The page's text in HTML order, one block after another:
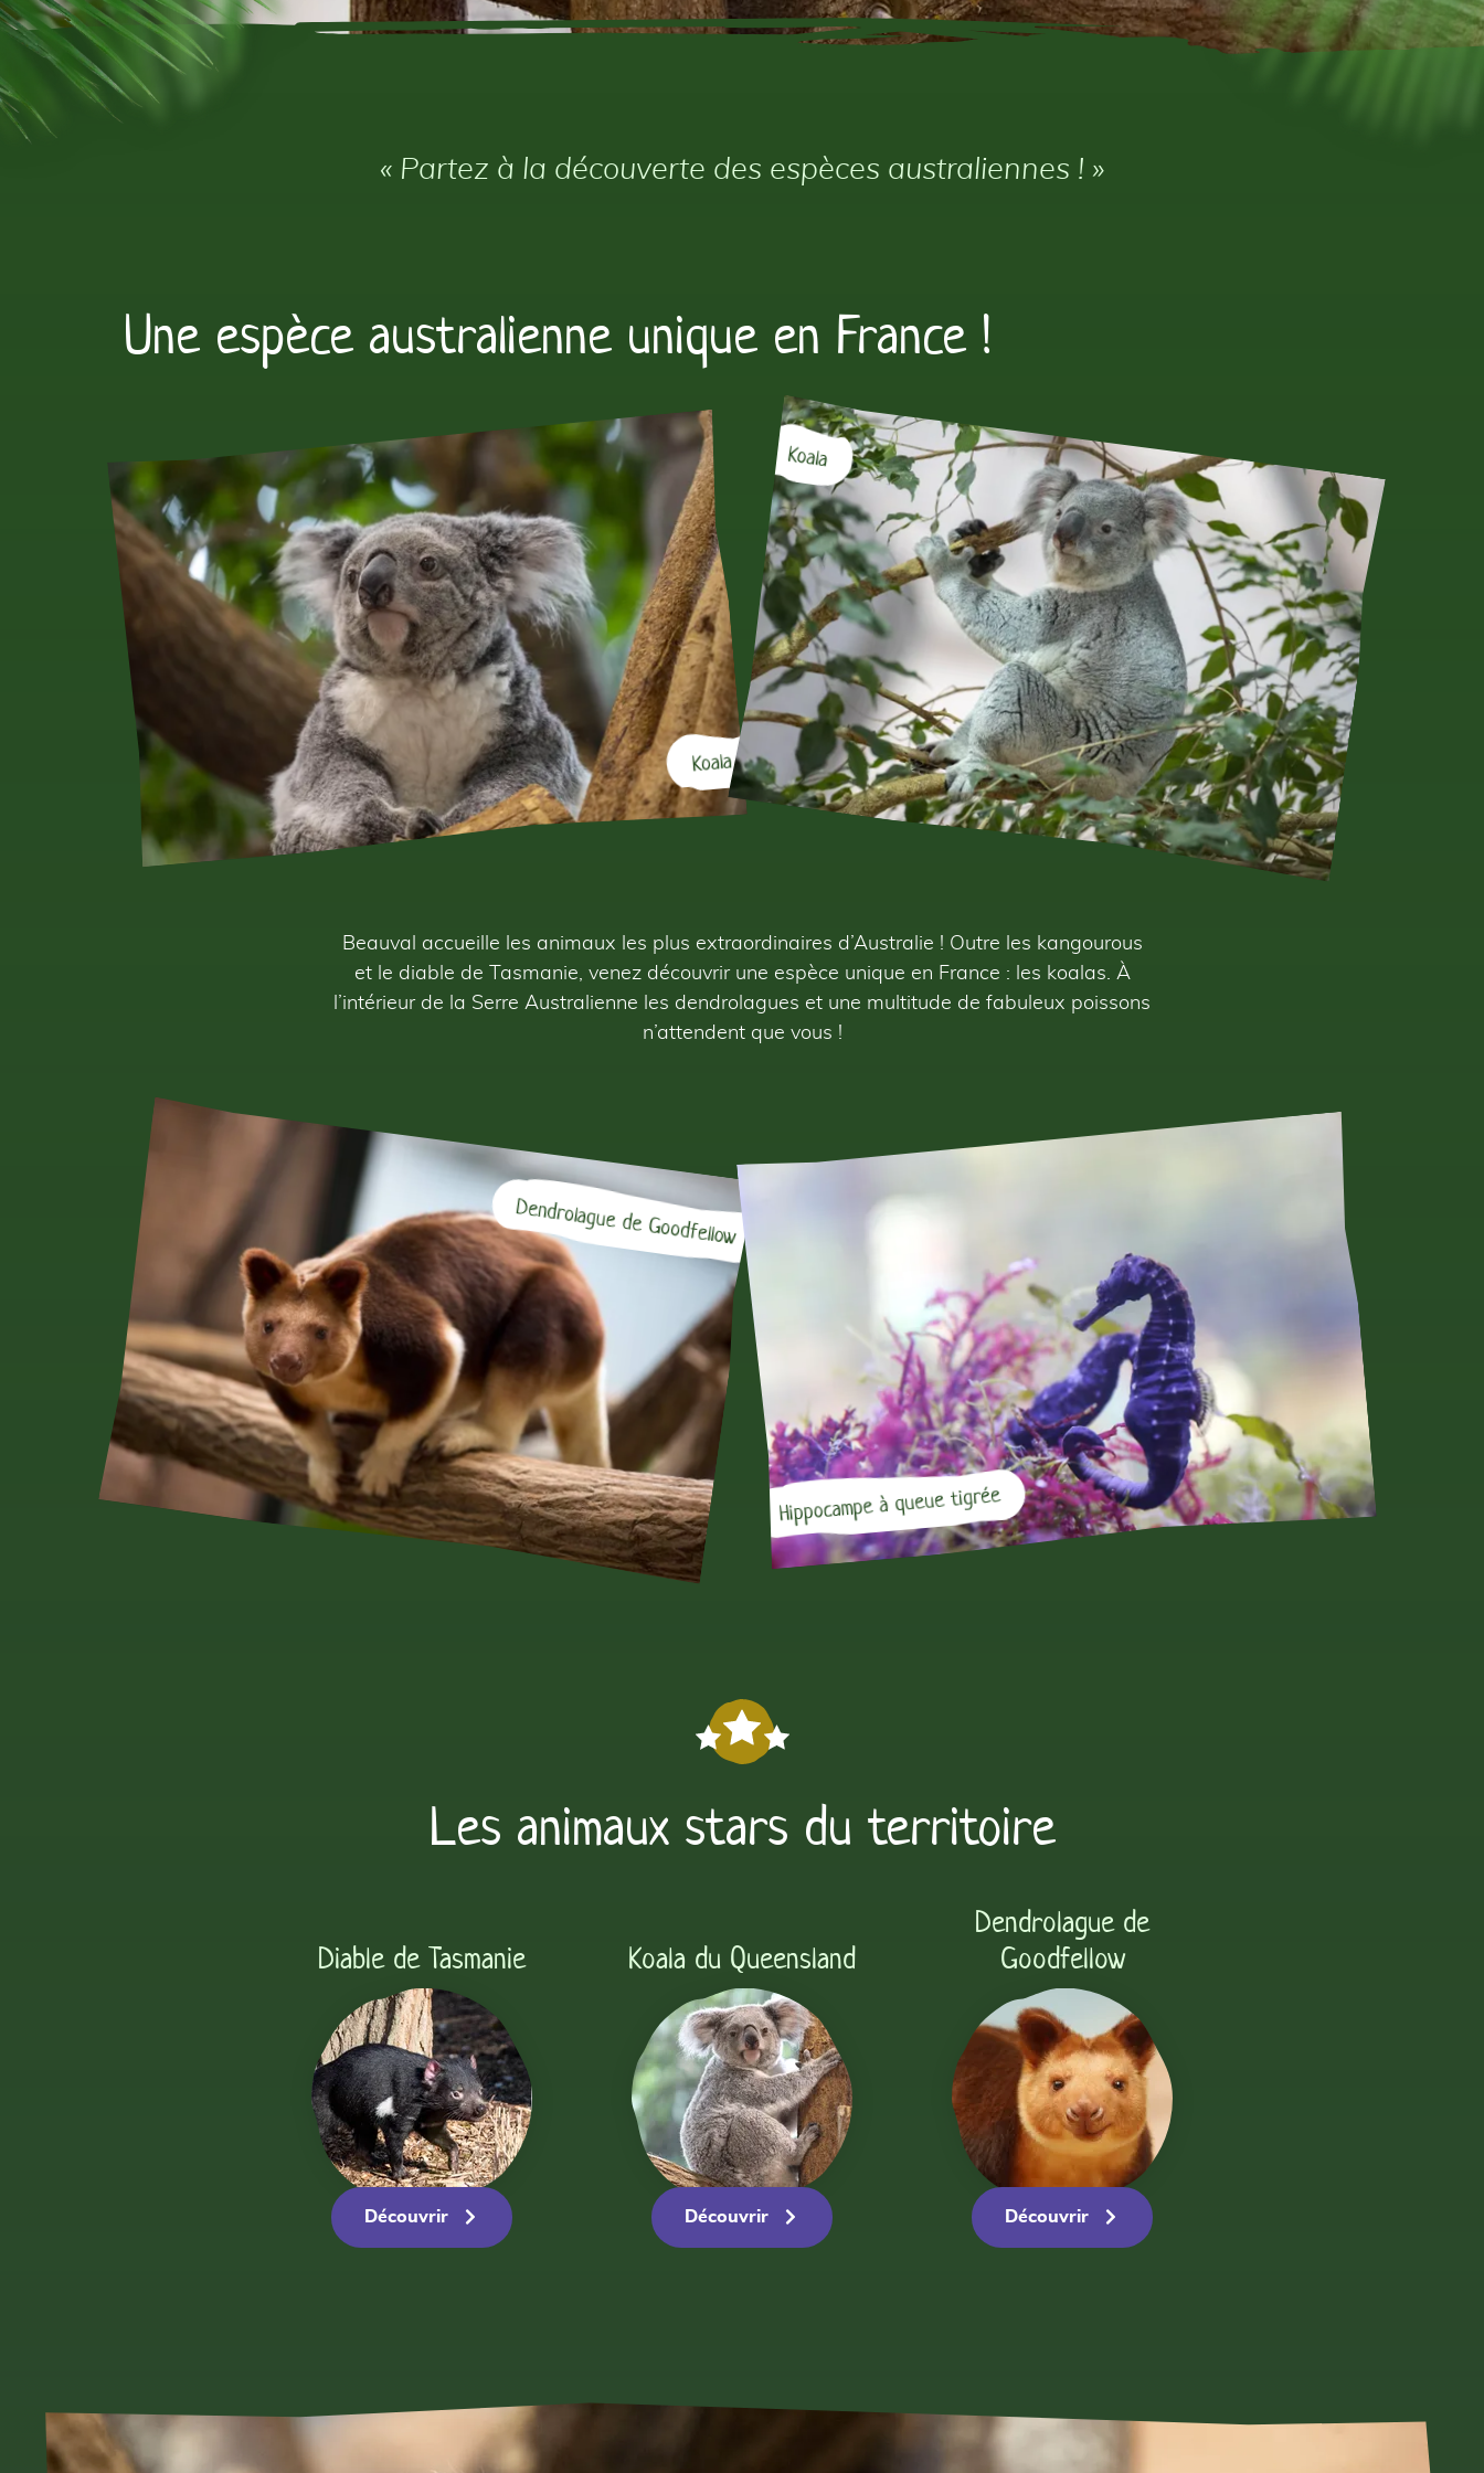
« Partez à la découverte des espèces australiennes ! »
Une espèce australienne unique en France !
Koala
Koala
Beauval accueille les animaux les plus extraordinaires d’Australie ! Outre les kangourous
et le diable de Tasmanie, venez découvrir une espèce unique en France : les koalas. À
l’intérieur de la Serre Australienne les dendrolagues et une multitude de fabuleux poissons
n’attendent que vous !
Dendrolague de Goodfellow
Hippocampe à queue tigrée
Les animaux stars du territoire
Diable de Tasmanie
Découvrir
Koala du Queensland
Découvrir
Dendrolague de
Goodfellow
Découvrir